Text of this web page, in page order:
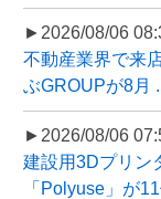
►2026/08/06
不動産業界で来
ぶGROUPが8月
►2026/08/06
建設用3Dプリン
「Polyuse」が